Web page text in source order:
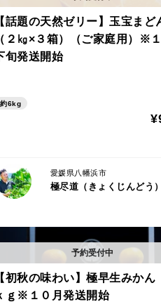
３.
上記
およ
てし
平均
※容
【話題の天然ゼリー】玉宝まど
（２㎏×３箱）（ご家庭用）※
旬発送開始
約6kg
愛媛県八幡浜市
極尽道（きょくじんどう）
【初秋の味わい】極早生みか
ｇ※１０月発送開始